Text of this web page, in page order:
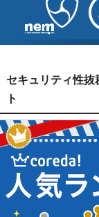
セキュリティ性抜
ト